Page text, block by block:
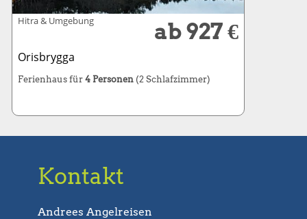
Hitra & Umgebung ab 927 €
Orisbrygga
Ferienhaus für 4 Personen (2 Schlafzimmer)
Kontakt
Andrees Angelreisen